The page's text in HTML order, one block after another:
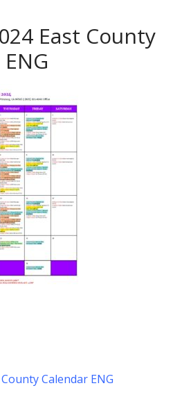
East County
de entradas
Calendar ENG